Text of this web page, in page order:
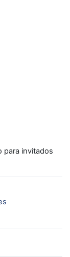
para invitados